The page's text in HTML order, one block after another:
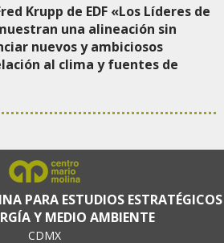
Krupp de EDF «Los Líderes de
una alineación sin
nuevos y ambiciosos
al clima y fuentes de
PARA ESTUDIOS ESTRATÉGICOS
Y MEDIO AMBIENTE
CDMX